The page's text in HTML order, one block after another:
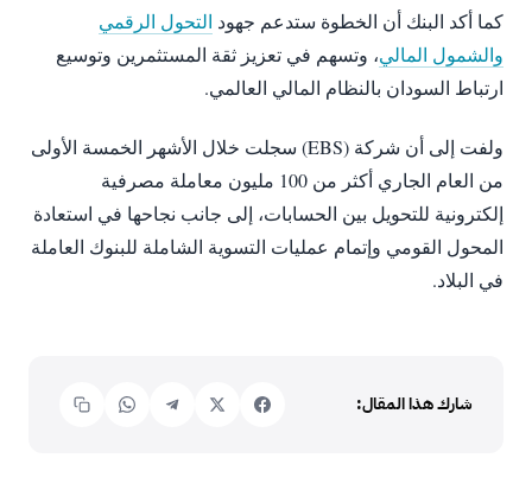
كما أكد البنك أن الخطوة ستدعم جهود التحول الرقمي
والشمول المالي، وتسهم في تعزيز ثقة المستثمرين وتوسيع
ارتباط السودان بالنظام المالي العالمي.
ولفت إلى أن شركة (EBS) سجلت خلال الأشهر الخمسة الأولى
من العام الجاري أكثر من 100 مليون معاملة مصرفية
إلكترونية للتحويل بين الحسابات، إلى جانب نجاحها في استعادة
المحول القومي وإتمام عمليات التسوية الشاملة للبنوك العاملة
في البلاد.
شارك هذا المقال: